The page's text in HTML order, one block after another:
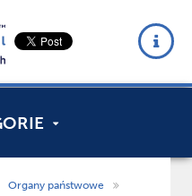
Organy państwowe